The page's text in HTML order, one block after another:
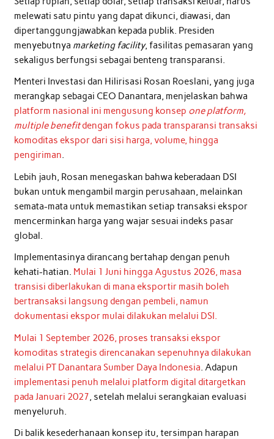
melewati satu pintu yang dapat dikunci, diawasi, dan
dipertanggungjawabkan kepada publik. Presiden
menyebutnya marketing facility, fasilitas pemasaran yang
sekaligus berfungsi sebagai benteng transparansi.
Menteri Investasi dan Hilirisasi Rosan Roeslani, yang juga
merangkap sebagai CEO Danantara, menjelaskan bahwa
platform nasional ini mengusung konsep one platform,
multiple benefitdengan fokus pada transparansi transaksi
komoditas ekspor dari sisi harga, volume, hingga
pengiriman.
Lebih jauh, Rosan menegaskan bahwa keberadaan DSI
bukan untuk mengambil margin perusahaan, melainkan
semata-mata untuk memastikan setiap transaksi ekspor
mencerminkan harga yang wajar sesuai indeks pasar
global.
Implementasinya dirancang bertahap dengan penuh
kehati-hatian. Mulai 1 Juni hingga Agustus 2026, masa
transisi diberlakukan di mana eksportir masih boleh
bertransaksi langsung dengan pembeli, namun
dokumentasi ekspor mulai dilakukan melalui DSI.
Mulai 1 September 2026, proses transaksi ekspor
komoditas strategis direncanakan sepenuhnya dilakukan
melalui PT Danantara Sumber Daya Indonesia . Adapun
implementasi penuh melalui platform digital ditargetkan
pada Januari 2027 , setelah melalui serangkaian evaluasi
menyeluruh.
Di balik kesederhanaan konsep itu, tersimpan harapan